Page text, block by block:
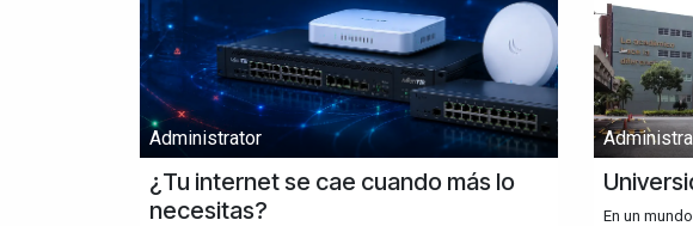
Administrator
¿Tu internet se cae cuando más lo
necesitas?
En un